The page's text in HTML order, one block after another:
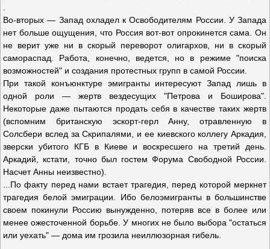
Во-вторых — Запад охладел к Освободителям России. У Запада
нет больше ощущения, что Россия вот-вот опрокинется сама. Он
не верит уже ни в скорый переворот олигархов, ни в скорый
самораспад. Работа, конечно, ведется, но в режиме "поиска
возможностей" и создания протестных групп в самой России.
При такой конъюнктуре эмигранты интересуют Запад лишь в
одной роли — жертв вездесущих "Петрова и Боширова".
Некоторые даже пытаются продать себя в качестве таких жертв
(вспомним британскую эскорт-герл Анну, отравленную в
Солсбери вслед за Скрипалями, и ее киевского коллегу Аркадия,
зверски убитого КГБ в Киеве и воскресшего на третий день.
Аркадий, кстати, точно был гостем Форума Свободной России.
Насчет Анны неизвестно).
...По факту перед нами встает трагедия, перед которой меркнет
трагедия белой эмиграции. Ибо белоэмигранты в большинстве
своем покинули Россию вынужденно, потеряв все в более или
менее ожесточенной борьбе. У многих не было выбора "остаться
или уехать" — дома им грозила неиллюзорная гибель.